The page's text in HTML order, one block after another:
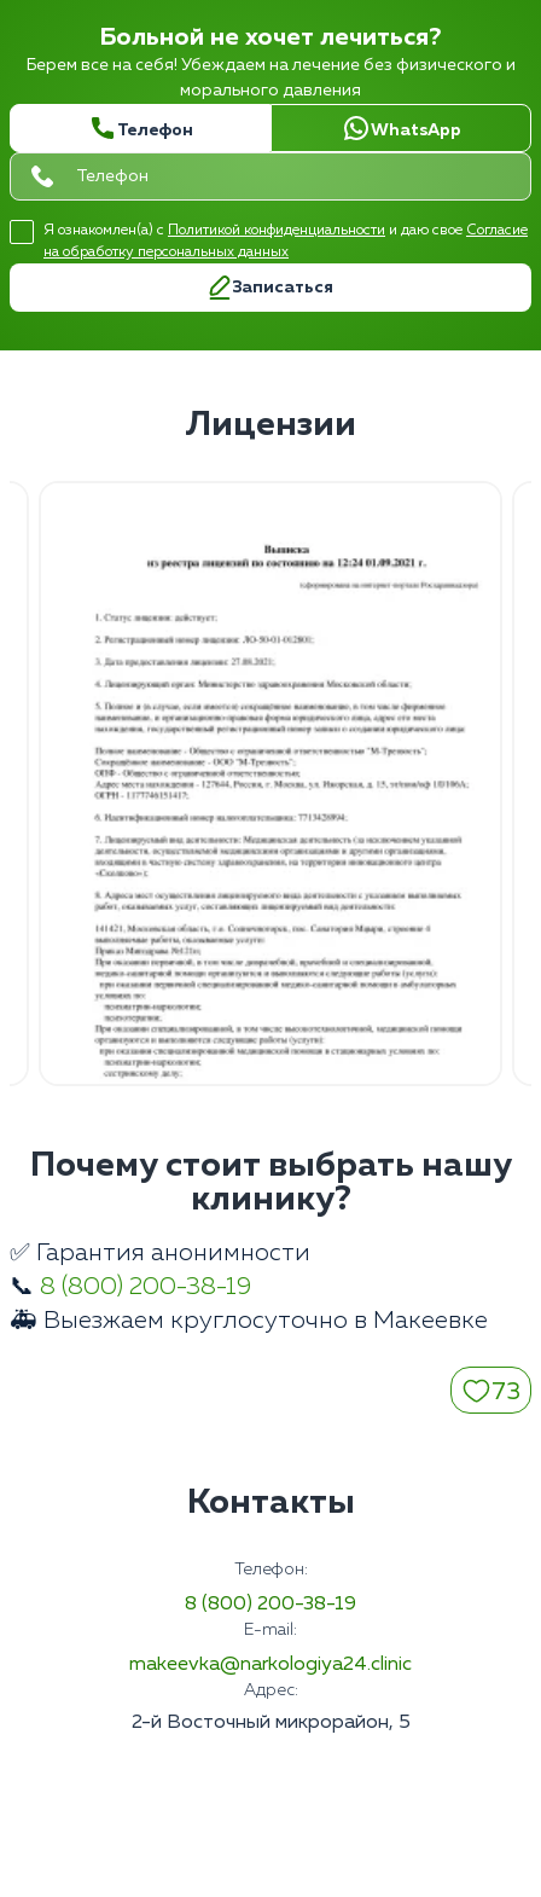
Больной не хочет лечиться?
Берем все на себя! Убеждаем на лечение без физического и
морального давления
Телефон WhatsApp
Я ознакомлен(а) с Политикой конфиденциальности и даю свое Согласие
на обработку персональных данных
Записаться
Лицензии
Почему стоит выбрать нашу
клинику?
✅ Гарантия анонимности
📞 8 (800) 200-38-19
🚑 Выезжаем круглосуточно в Макеевке
73
Контакты
Телефон:
8 (800) 200-38-19
E-mail:
makeevka@narkologiya24.clinic
Адрес:
2-й Восточный микрорайон, 5